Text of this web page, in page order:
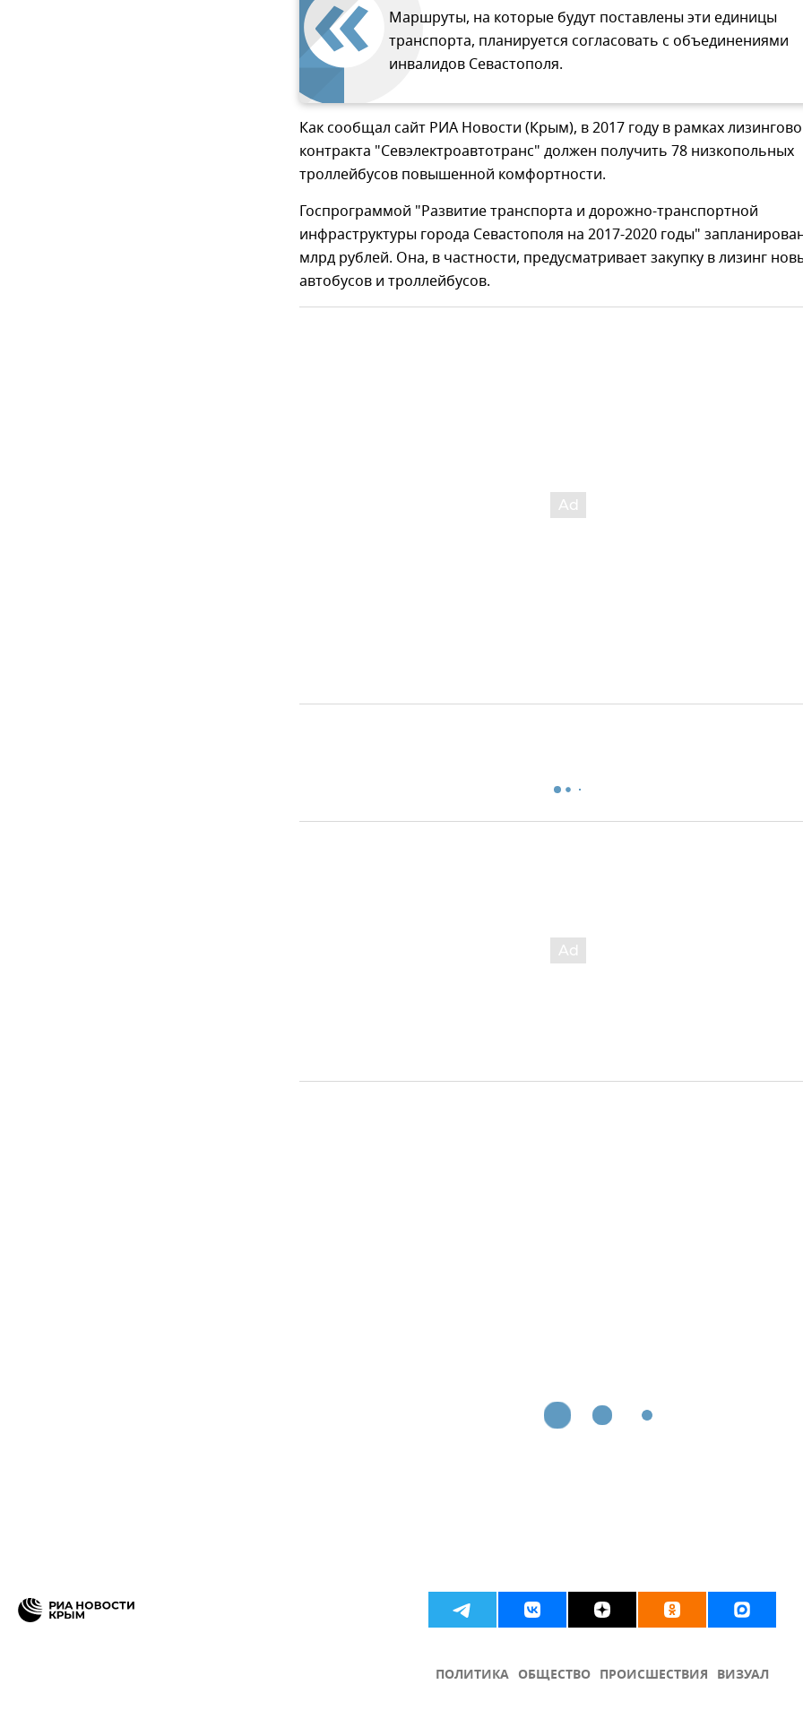
Маршруты, на которые будут поставлены эти единицы
транспорта, планируется согласовать с объединениями
инвалидов Севастополя.
Как сообщал сайт РИА Новости (Крым), в 2017 году в рамках
контракта "Севэлектроавтотранс" должен получить 78 низкопольных
троллейбусов повышенной комфортности.
Госпрограммой "Развитие транспорта и дорожно-транспортной
инфраструктуры города Севастополя на 2017-2020 годы"
млрд рублей. Она, в частности, предусматривает закупку в лизинг
автобусов и троллейбусов.
ПОЛИТИКА ОБЩЕСТВО ПРОИСШЕСТВИЯ ВИЗУАЛ